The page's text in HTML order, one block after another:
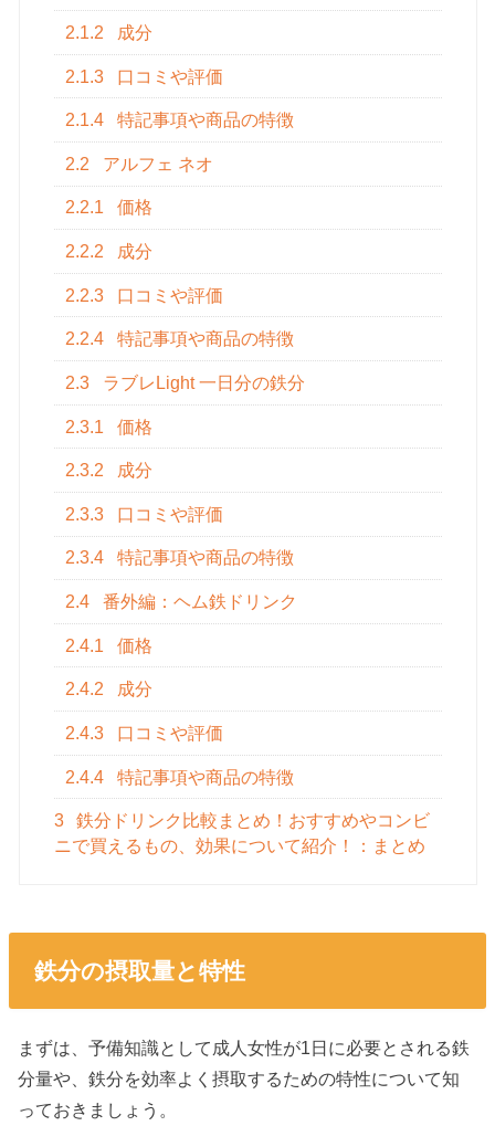
2.1.2 成分
2.1.3 口コミや評価
2.1.4 特記事項や商品の特徴
2.2 アルフェ ネオ
2.2.1 価格
2.2.2 成分
2.2.3 口コミや評価
2.2.4 特記事項や商品の特徴
2.3 ラブレLight 一日分の鉄分
2.3.1 価格
2.3.2 成分
2.3.3 口コミや評価
2.3.4 特記事項や商品の特徴
2.4 番外編：ヘム鉄ドリンク
2.4.1 価格
2.4.2 成分
2.4.3 口コミや評価
2.4.4 特記事項や商品の特徴
3
鉄分ドリンク比較まとめ！おすすめやコンビ
ニで買えるもの、効果について紹介！：まとめ
鉄分の摂取量と特性
まずは、予備知識として成人女性が1日に必要とされる鉄
分量や、鉄分を効率よく摂取するための特性について知
っておきましょう。